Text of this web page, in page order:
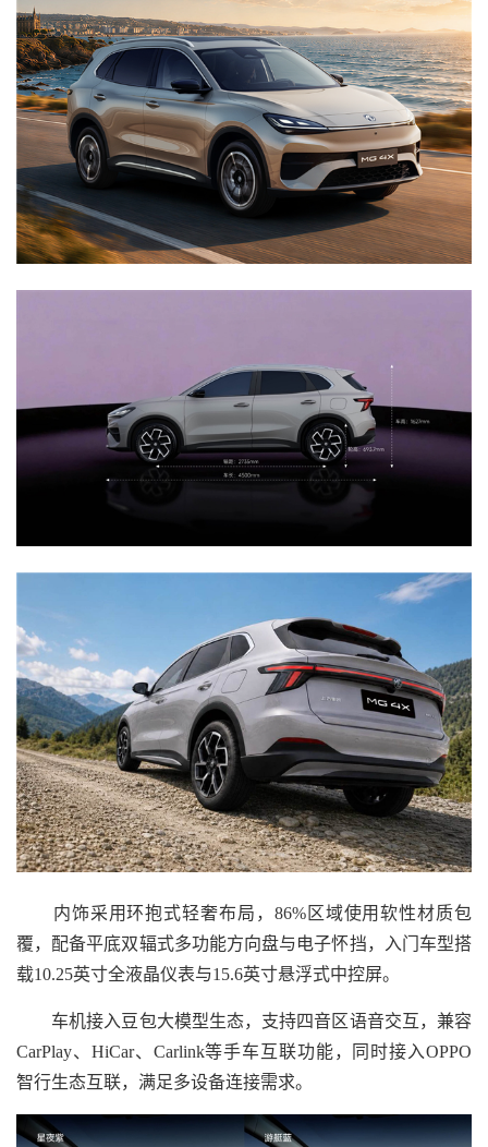
内饰采用环抱式轻奢布局，86%区域使用软性材质包
覆，配备平底双辐式多功能方向盘与电子怀挡，入门车型搭
载10.25英寸全液晶仪表与15.6英寸悬浮式中控屏。
车机接入豆包大模型生态，支持四音区语音交互，兼容
CarPlay、HiCar、Carlink等手车互联功能，同时接入OPPO
智行生态互联，满足多设备连接需求。